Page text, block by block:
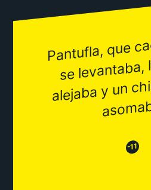
Pantufla, que
se levantaba,
alejaba y un
😒-11 😂